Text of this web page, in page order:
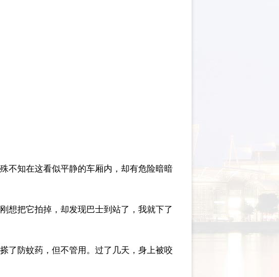
不知在这看似平静的车厢内，却有危险暗暗
想把它拍掉，却发现巴士到站了，我就下了
了防蚊药，但不管用。过了几天，身上被咬